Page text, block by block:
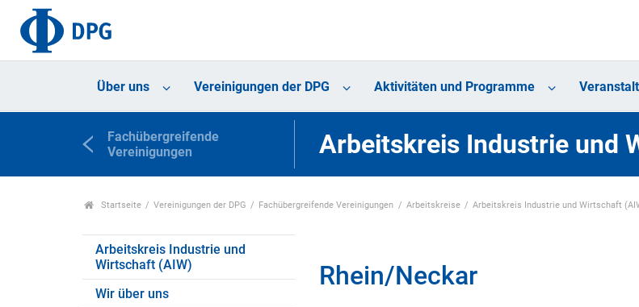
Über uns Vereinigungen der DPG Aktivitäten und Programme
Fachübergreifende
Vereinigungen
Arbeitskreis Industrie und
Startseite Vereinigungen der DPG Fachübergreifende Vereinigungen Arbeitskreise Arbeitskreis Industrie und Wirtschaft
Arbeitskreis Industrie und
Wirtschaft (AIW)
Wir über uns
Rhein/Neckar